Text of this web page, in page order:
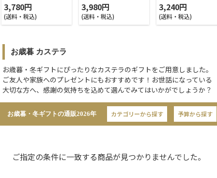
3,780円
(送料・税込)
3,980円
(送料・税込)
3,240円
(送料・税込)
お歳暮 カステラ
お歳暮・冬ギフトにぴったりなカステラのギフトをご用意しました。
ご友人や家族へのプレゼントにもおすすめです！お世話になっている
大切な方へ、感謝の気持ちを込めて選んでみてはいかがでしょうか？
お歳暮・冬ギフトの通販2026年 カテゴリーから探す 予算から探す
ご指定の条件に一致する商品が見つかりませんでした。